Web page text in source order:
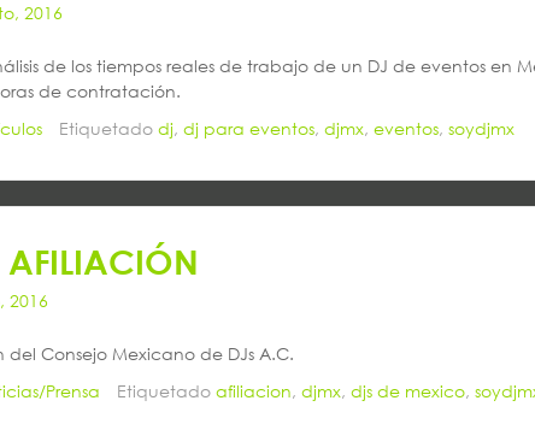
2016
de los tiempos reales de trabajo de un DJ de eventos en
de contratación.
Etiquetado dj, dj para eventos, djmx, eventos, soydjmx
AFILIACIÓN
2016
del Consejo Mexicano de DJs A.C.
Prensa Etiquetado afiliacion, djmx, djs de mexico,